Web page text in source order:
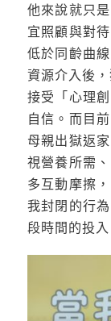
他來說就只
宜照顧與對
低於同齡曲
資源介入後
接受「心理
自信。而目
母親出獄返
視營養所需
多互動摩擦
我封閉的行
段時間的投入